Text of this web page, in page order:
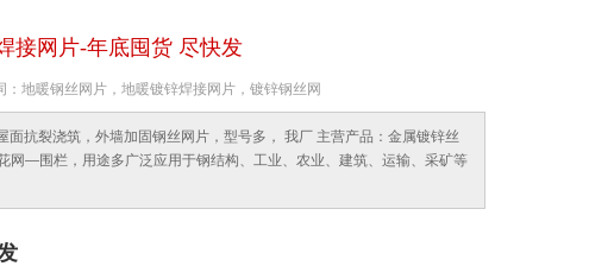
接网片-年底囤货 尽快发
地暖钢丝网片，地暖镀锌焊接网片，镀锌钢丝网
抗裂浇筑，外墙加固钢丝网片，型号多， 我厂 主营产品：金属镀锌丝
围栏，用途多广泛应用于钢结构、工业、农业、建筑、运输、采矿等